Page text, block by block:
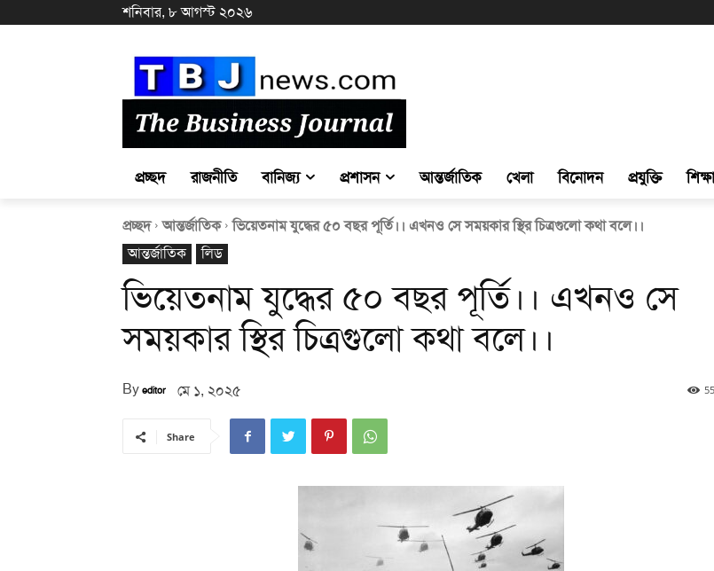
শনিবার, ৮ আগস্ট ২০২৬
প্রচ্ছদ রাজনীতি বানিজ্য প্রশাসন আন্তর্জাতিক খেলা বিনোদন প্রযুক্তি শিক্ষা
প্রচ্ছদ আন্তর্জাতিক
ভিয়েতনাম যুদ্ধের ৫০ বছর পূর্তি।। এখনও সে সময়কার স্থির চিত্রগুলো কথা বলে।।
আন্তর্জাতিক
লিড
ভিয়েতনাম যুদ্ধের ৫০ বছর পূর্তি।। এখনও সে
সময়কার স্থির চিত্রগুলো কথা বলে।।
By editor মে ১, ২০২৫
Share